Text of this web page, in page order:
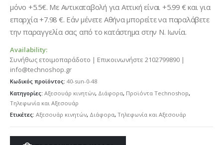
μόνο +5.5€. Με Αντικαταβολή για Αττική είναι +5.99 € και για
επαρχία +7.98 €. Εάν μένετε Αθήνα μπορείτε να παραλάβετε
την παραγγελία σας από το κατάστημα στην Ν. Ιωνία.
Availability:
Συνήθως ετοιμοπαράδοτο | Επικοινωνήστε 2102799890 |
info@technoshop.gr
Κωδικός προϊόντος: 40-sun-0-48
Κατηγορίες: Αξεσουάρ κινητών, Διάφορα, Προϊόντα Technoshop,
Τηλεφωνία και Αξεσουάρ
Ετικέτες: Αξεσουάρ κινητών, Διάφορα, Τηλεφωνία και Αξεσουάρ